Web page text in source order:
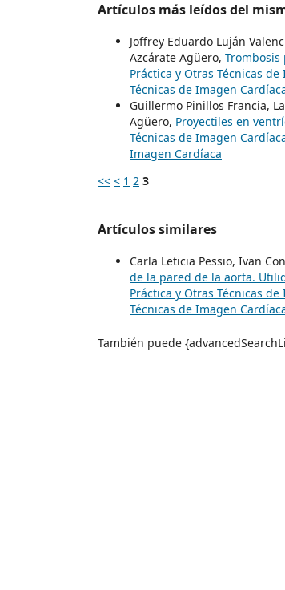
Artículos más leídos del
Joffrey Eduardo Luján
Azcárate Agüero,
Práctica y Otras Técnicas
Técnicas de Imagen
Guillermo Pinillos Francia,
Agüero, Proyectiles en
Técnicas de Imagen
Imagen Cardíaca
<< < 1 2 3
Artículos similares
Carla Leticia Pessio, Ivan
de la pared de la aorta.
Práctica y Otras Técnicas
Técnicas de Imagen
También puede